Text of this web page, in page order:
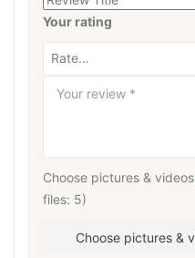
Your rating
Your review *
Choose pictures &
files: 5)
Choose pictures &